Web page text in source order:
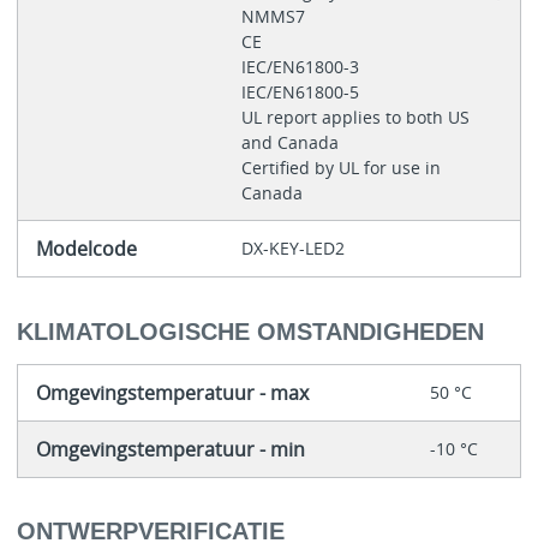
NMMS7
CE
IEC/EN61800-3
IEC/EN61800-5
UL report applies to both US
and Canada
Certified by UL for use in
Canada
Modelcode DX-KEY-LED2
KLIMATOLOGISCHE OMSTANDIGHEDEN
Omgevingstemperatuur - max 50 °C
Omgevingstemperatuur - min -10 °C
ONTWERPVERIFICATIE